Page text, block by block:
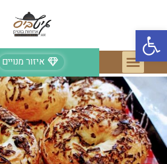
איזור מנויים
פתח סרגל נגישות